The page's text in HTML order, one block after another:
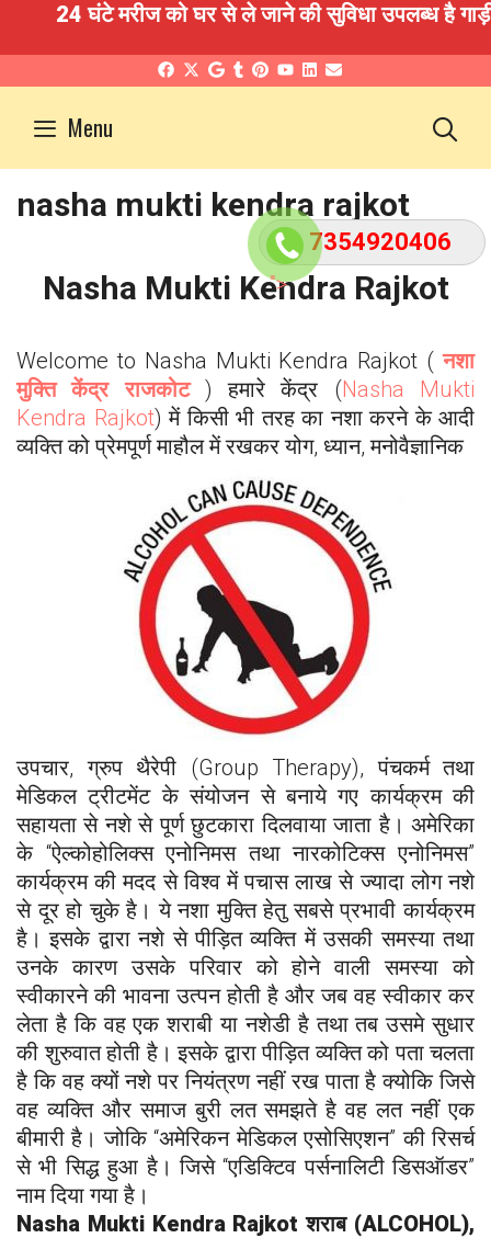
">
7354920406
घंटे मरीज को घर से ले जाने की सुविधा उपलब्ध है गाड़ी
contentMenu
nasha mukti kendra rajkot
Nasha Mukti Kendra Rajkot
Welcome to Nasha Mukti Kendra Rajkot (नशा
मुक्ति केंद्र राजकोट ) हमारे केंद्र (Nasha Mukti
Kendra Rajkot) में किसी भी तरह का नशा करने के आदी
व्यक्ति को प्रेमपूर्ण माहौल में रखकर योग, ध्यान, मनोवैज्ञानिक
उपचार, ग्रुप थैरेपी (Group Therapy), पंचकर्म तथा
मेडिकल ट्रीटमेंट के संयोजन से बनाये गए कार्यक्रम की
सहायता से नशे से पूर्ण छुटकारा दिलवाया जाता है। अमेरिका
के “ऐल्कोहोलिक्स एनोनिमस तथा नारकोटिक्स एनोनिमस”
कार्यक्रम की मदद से विश्व में पचास लाख से ज्यादा लोग नशे
से दूर हो चुके है। ये नशा मुक्ति हेतु सबसे प्रभावी कार्यक्रम
है। इसके द्वारा नशे से पीड़ित व्यक्ति में उसकी समस्या तथा
उनके कारण उसके परिवार को होने वाली समस्या को
स्वीकारने की भावना उत्पन होती है और जब वह स्वीकार कर
लेता है कि वह एक शराबी या नशेडी है तथा तब उसमे सुधार
की शुरुवात होती है। इसके द्वारा पीड़ित व्यक्ति को पता चलता
है कि वह क्यों नशे पर नियंत्रण नहीं रख पाता है क्योकि जिसे
वह व्यक्ति और समाज बुरी लत समझते है वह लत नहीं एक
बीमारी है। जोकि “अमेरिकन मेडिकल एसोसिएशन” की रिसर्च
से भी सिद्ध हुआ है। जिसे “एडिक्टिव पर्सनालिटी डिसऑडर”
नाम दिया गया है।
Nasha Mukti Kendra Rajkotशराब (ALCOHOL),